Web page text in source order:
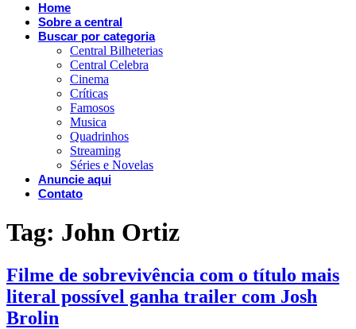
Home
Sobre a central
Buscar por categoria
Central Bilheterias
Central Celebra
Cinema
Críticas
Famosos
Musica
Quadrinhos
Streaming
Séries e Novelas
Anuncie aqui
Contato
Tag: John Ortiz
Filme de sobrevivência com o título mais
literal possível ganha trailer com Josh
Brolin